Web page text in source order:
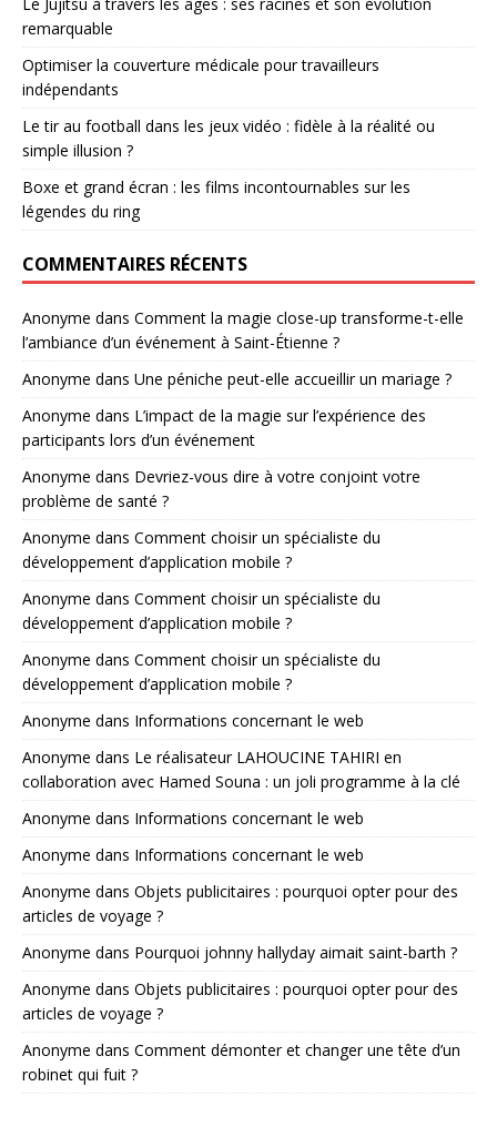
remarquable
Optimiser la couverture médicale pour travailleurs
indépendants
Le tir au football dans les jeux vidéo : fidèle à la réalité ou
simple illusion ?
Boxe et grand écran : les films incontournables sur les
légendes du ring
COMMENTAIRES RÉCENTS
Anonyme dans Comment la magie close-up transforme-t-elle
l’ambiance d’un événement à Saint-Étienne ?
Anonyme dans Une péniche peut-elle accueillir un mariage ?
Anonyme dans L’impact de la magie sur l’expérience des
participants lors d’un événement
Anonyme dans Devriez-vous dire à votre conjoint votre
problème de santé ?
Anonyme dans Comment choisir un spécialiste du
développement d’application mobile ?
Anonyme dans Comment choisir un spécialiste du
développement d’application mobile ?
Anonyme dans Comment choisir un spécialiste du
développement d’application mobile ?
Anonyme dans Informations concernant le web
Anonyme dans Le réalisateur LAHOUCINE TAHIRI en
collaboration avec Hamed Souna : un joli programme à la clé
Anonyme dans Informations concernant le web
Anonyme dans Informations concernant le web
Anonyme dans Objets publicitaires : pourquoi opter pour des
articles de voyage ?
Anonyme dans Pourquoi johnny hallyday aimait saint-barth ?
Anonyme dans Objets publicitaires : pourquoi opter pour des
articles de voyage ?
Anonyme dans Comment démonter et changer une tête d’un
robinet qui fuit ?